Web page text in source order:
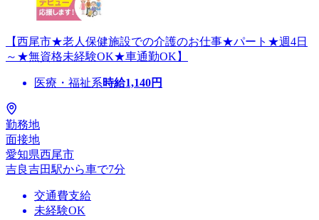
【西尾市★老人保健施設での介護のお仕事★パート★週4日
～★無資格未経験OK★車通勤OK】
医療・福祉系時給1,140円
勤務地
面接地
愛知県西尾市
吉良吉田駅から車で7分
交通費支給
未経験OK